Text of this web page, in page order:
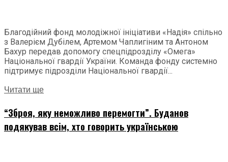
Благодійний фонд молодіжної ініціативи «Надія» спільно
з Валерієм Дубілем, Артемом Чаплигіним та Антоном
Бахур передав допомогу спецпідрозділу «Омега»
Національної гвардії України. Команда фонду системно
підтримує підрозділи Національної гвардії...
Читати ще
“Зброя, яку неможливо перемогти”. Буданов
подякував всім, хто говорить українською